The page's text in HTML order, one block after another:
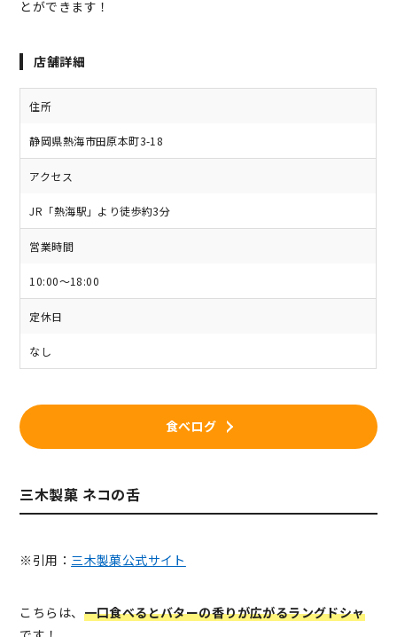
とができます！
店舗詳細
住所
静岡県熱海市田原本町3-18
アクセス
JR「熱海駅」より徒歩約3分
営業時間
10:00～18:00
定休日
なし
食べログ
三木製菓 ネコの舌
※引用： 三木製菓公式サイト
こちらは、 一口食べるとバターの香りが広がるラングドシャ